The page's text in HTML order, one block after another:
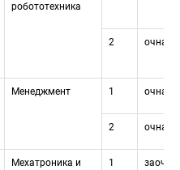
робототехника
2 очная
Менеджмент 1 очная
2 очная
Мехатроника и
1